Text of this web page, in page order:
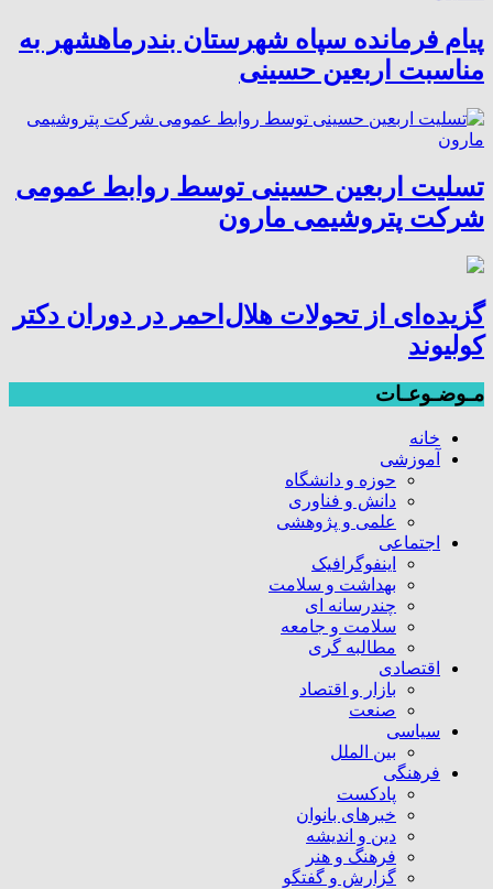
پیام فرمانده سپاه شهرستان بندرماهشهر به
مناسبت اربعین حسینی
تسلیت اربعین حسینی توسط روابط عمومی
شرکت پتروشیمی مارون
گزیده‌ای از تحولات هلال‌احمر در دوران دکتر
کولیوند
مـوضـوعـات
خانه
آموزشی
حوزه و دانشگاه
دانش و فناوری
علمی و پژوهشی
اجتماعی
اینفوگرافیک
بهداشت و سلامت
چندرسانه ای
سلامت و جامعه
مطالبه گری
اقتصادی
بازار و اقتصاد
صنعت
سیاسی
بین الملل
فرهنگی
پادکست
خبرهای بانوان
دین و اندیشه
فرهنگ و هنر
گزارش و گفتگو